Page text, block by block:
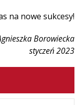
na nowe sukcesy!
Borowiecka
styczeń 2023